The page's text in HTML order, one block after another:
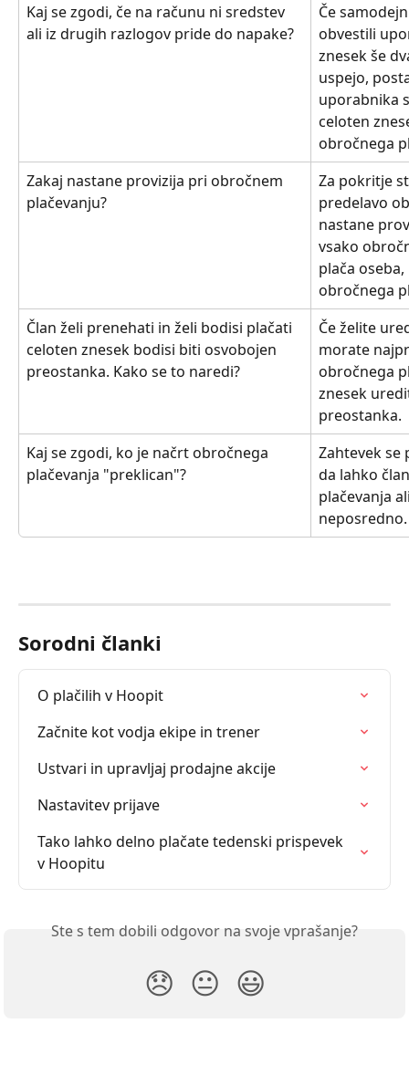
Kaj se zgodi, če na računu ni sredstev
ali iz drugih razlogov pride do napake?
Če
obvestili
znesek še
uspejo,
uporabnika
celoten
obročnega
Zakaj nastane provizija pri obročnem
plačevanju?
Za pokritje
predelavo
nastane
vsako
plača
obročnega
Član želi prenehati in želi bodisi plačati
celoten znesek bodisi biti osvobojen
preostanka. Kako se to naredi?
Če želite
morate
obročnega
znesek
preostanka.
Kaj se zgodi, ko je načrt obročnega
plačevanja "preklican"?
Zahtevek se
da lahko
plačevanja
neposredno.
Sorodni članki
O plačilih v Hoopit
Začnite kot vodja ekipe in trener
Ustvari in upravljaj prodajne akcije
Nastavitev prijave
Tako lahko delno plačate tedenski prispevek
v Hoopitu
Ste s tem dobili odgovor na svoje vprašanje?
😞 😐 😃